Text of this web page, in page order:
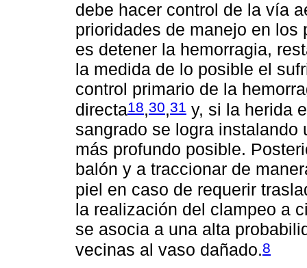
debe hacer control de la vía
prioridades de manejo en
es detener la hemorragia,
la medida de lo posible el
control primario de la
directa18,30,31 y, si la herida
sangrado se logra
más profundo posible.
balón y a traccionar de
piel en caso de requerir
la realización del clampeo a
se asocia a una alta
vecinas al vaso dañado.8